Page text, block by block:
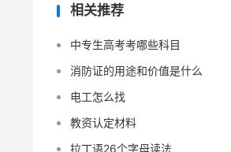
相关推荐
中专生高考考哪些科目
消防证的用途和价值是什么
电工怎么找
教资认定材料
拉丁语26个字母读法